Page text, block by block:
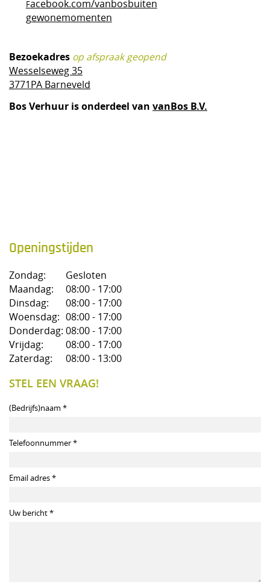
Facebook.com/vanbosbuiten
gewonemomenten
Bezoekadres op afspraak geopend
Wesselseweg 35
3771PA Barneveld
Bos Verhuur is onderdeel van vanBos B.V.
Openingstijden
Zondag:
Gesloten
Maandag:
08:00 - 17:00
Dinsdag:
08:00 - 17:00
Woensdag: 08:00 - 17:00
Donderdag: 08:00 - 17:00
Vrijdag:
08:00 - 17:00
Zaterdag:
08:00 - 13:00
STEL EEN VRAAG!
(Bedrijfs)naam *
Telefoonnummer *
Email adres *
Uw bericht *